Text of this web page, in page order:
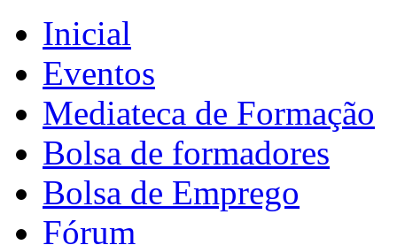
Inicial
Eventos
Mediateca de Formação
Bolsa de formadores
Bolsa de Emprego
Fórum